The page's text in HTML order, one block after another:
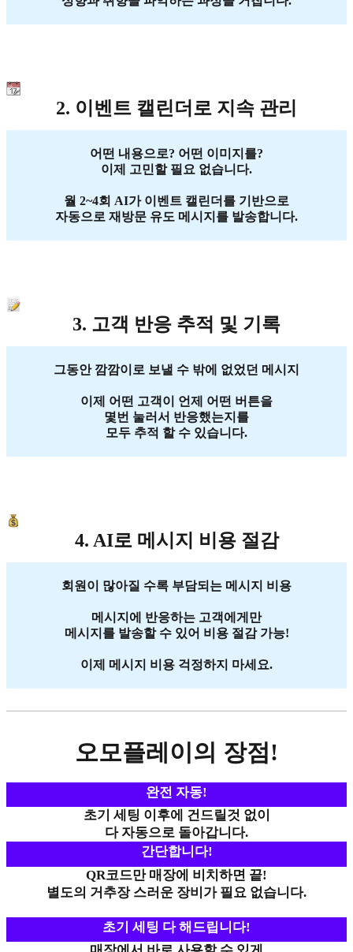
2. 이벤트 캘린더로 지속 관리
어떤 내용으로? 어떤 이미지를?
이제 고민할 필요 없습니다.
월 2~4회 AI가 이벤트 캘린더를 기반으로
자동으로 재방문 유도 메시지를 발송합니다.
3. 고객 반응 추적 및 기록
그동안 깜깜이로 보낼 수 밖에 없었던 메시지
이제 어떤 고객이 언제 어떤 버튼을
몇번 눌러서 반응했는지를
모두 추적 할 수 있습니다.
4. AI로 메시지 비용 절감
회원이 많아질 수록 부담되는 메시지 비용
메시지에 반응하는 고객에게만
메시지를 발송할 수 있어 비용 절감 가능!
이제 메시지 비용 걱정하지 마세요.
오모플레이의 장점!
완전 자동!
초기 세팅 이후에 건드릴것 없이
다 자동으로 돌아갑니다.
간단합니다!
QR코드만 매장에 비치하면 끝!
별도의 거추장 스러운 장비가 필요 없습니다.
초기 세팅 다 해드립니다!